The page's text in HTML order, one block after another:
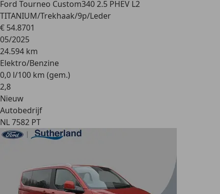
Ford Tourneo Custom340 2.5 PHEV L2
TITANIUM/Trekhaak/9p/Leder
€ 54.8701
05/2025
24.594 km
Elektro/Benzine
0,0 l/100 km (gem.)
2,8
Nieuw
Autobedrijf
NL 7582 PT